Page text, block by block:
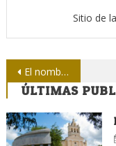
Sitio de
Navegación
de
entradas
El nombre de Cuba
ÚLTIMAS